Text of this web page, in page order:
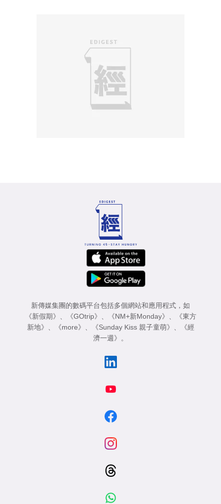
新傳媒集團的數碼平台包括多個網站和應用程式，如
《新假期》 、 《GOtrip》 、 《NM+新Monday》 、
《東方
新地》 、 《more》 、 《Sunday Kiss 親子童萌》 、
《經
濟一週》 。